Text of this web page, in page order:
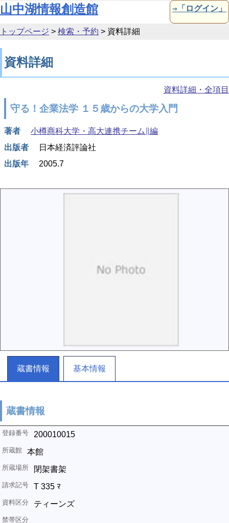
本文へ移動
山中湖情報創造館 ⇒「ログイン」
トップページ > 検索・予約 > 資料詳細
資料詳細
資料詳細・全項目
守る！企業法学 １５歳からの大学入門
著者
小樽商科大学・高大連携チーム∥編
出版者
日本経済評論社
出版年
2005.7
蔵書情報 基本情報
蔵書情報
200010015
本館
閉架書架
T 335 ﾏ
ティーンズ